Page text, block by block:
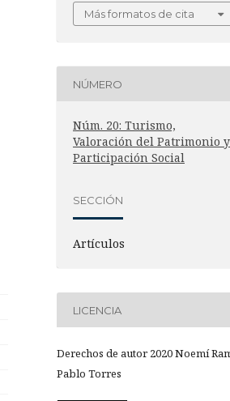
Más formatos de cita
NÚMERO
Núm. 20: Turismo,
Valoración del Patrimonio y
Participación Social
SECCIÓN
Artículos
LICENCIA
Derechos de autor 2020 Noemí
Pablo Torres